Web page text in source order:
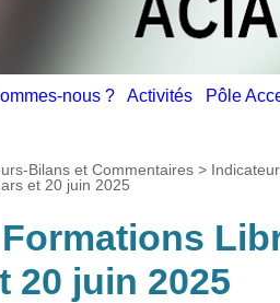
nous ? Activités Pôle
Bilans et Commentaires >
et 20 juin 2025
20 juin 2025